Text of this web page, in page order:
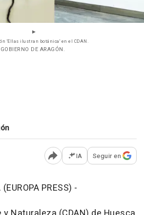
'Ellas ilustran botánica' en el CDAN.
DE ARAGÓN.
Abrir opciones para
IA Seguir en
PRESS) -